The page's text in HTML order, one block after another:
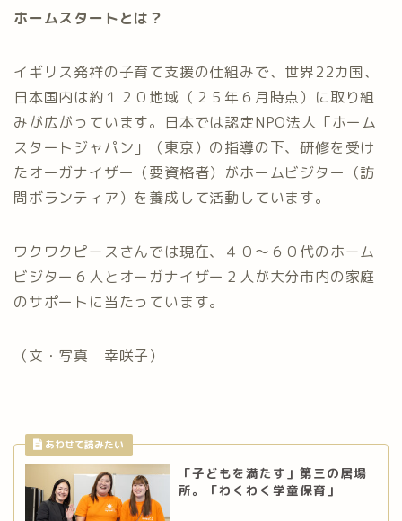
ホームスタートとは？
イギリス発祥の子育て支援の仕組みで、世界22カ国、
日本国内は約１２０地域（２５年６月時点）に取り組
みが広がっています。日本では認定NPO法人「ホーム
スタートジャパン」（東京）の指導の下、研修を受け
たオーガナイザー（要資格者）がホームビジター（訪
問ボランティア）を養成して活動しています。
ワクワクピースさんでは現在、４０～６０代のホーム
ビジター６人とオーガナイザー２人が大分市内の家庭
のサポートに当たっています。
（文・写真 幸咲子）
「子どもを満たす」第三の居場
所。「わくわく学童保育」